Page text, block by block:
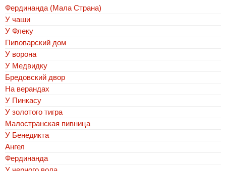
Фердинанда (Мала Страна)
У чаши
У Флеку
Пивоварский дом
У ворона
У Медвидку
Бредовский двор
На верандах
У Пинкасу
У золотого тигра
Малостранская пивница
У Бенедикта
Ангел
Фердинанда